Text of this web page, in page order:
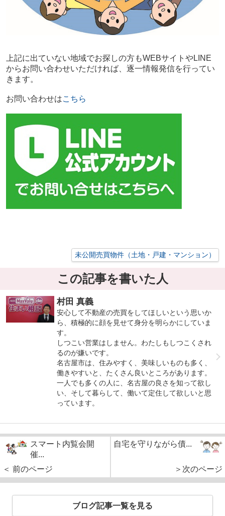
上記に出ていない地域でお探しの方もWEBサイトやLINE
からお問い合わせいただければ、逐一情報発信を行ってい
きます。
お問い合わせはこちら
未公開売買物件（土地・戸建・マンション）
この記事を書いた人
村田 真義
安心して不動産の売買をしてほしいという思いか
ら、積極的に顔を見せて身分を明らかにしていま
す。
しつこい営業はしません。わたしもしつこくされ
るのが嫌いです。
名古屋市は、住みやすく、美味しいものも多く、
働きやすいと、たくさん良いところがあります。
一人でも多くの人に、名古屋の良さを知って欲し
い、そして暮らして、働いて定住して欲しいと思
っています。
スマート内覧会開
催...
＜ 前のページ
自宅を守りながら債...
＞次のページ
ブログ記事一覧を見る